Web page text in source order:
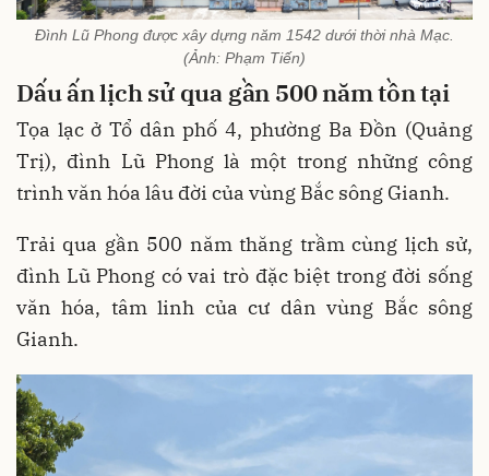
Đình Lũ Phong được xây dựng năm 1542 dưới thời nhà Mạc.
(Ảnh: Phạm Tiến)
Dấu ấn lịch sử qua gần 500 năm tồn tại
Tọa lạc ở Tổ dân phố 4, phường Ba Đồn (Quảng
Trị), đình Lũ Phong là một trong những công
trình văn hóa lâu đời của vùng Bắc sông Gianh.
Trải qua gần 500 năm thăng trầm cùng lịch sử,
đình Lũ Phong có vai trò đặc biệt trong đời sống
văn hóa, tâm linh của cư dân vùng Bắc sông
Gianh.